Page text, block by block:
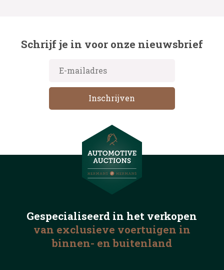
Schrijf je in voor onze nieuwsbrief
Gespecialiseerd in het verkopen
van exclusieve voertuigen in
binnen- en buitenland